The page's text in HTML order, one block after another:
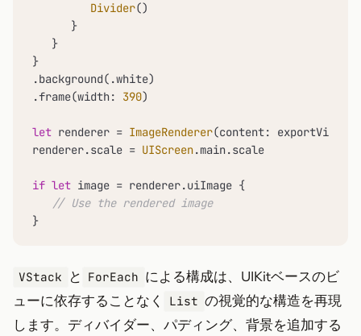
Divider()
      }
   }
}
.background(.white)
.frame(width: 390)
let renderer = ImageRenderer(content: exportView)
renderer.scale = UIScreen.main.scale
if let image = renderer.uiImage {
// Use the rendered image
}
VStack と ForEach による構成は、UIKitベースのビ
ューに依存することなく
List の視覚的な構造を再現
します。ディバイダー、パディング、背景を追加する